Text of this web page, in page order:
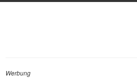
Werbung